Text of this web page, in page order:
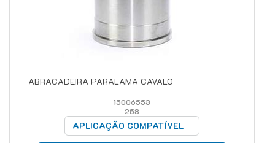
ABRACADEIRA PARALAMA CAVALO
15006553
258
APLICAÇÃO COMPATÍVEL